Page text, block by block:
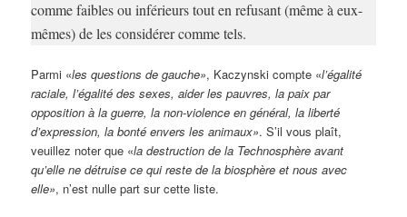
comme faibles ou inférieurs tout en refusant (même à eux-
mêmes) de les considérer comme tels.
Parmi «les questions de gauche», Kaczynski compte «l’égalité
raciale, l’égalité des sexes, aider les pauvres, la paix par
opposition à la guerre, la non-violence en général, la liberté
d’expression, la bonté envers les animaux». S’il vous plaît,
veuillez noter que «la destruction de la Technosphère avant
qu’elle ne détruise ce qui reste de la biosphère et nous avec
elle», n’est nulle part sur cette liste.